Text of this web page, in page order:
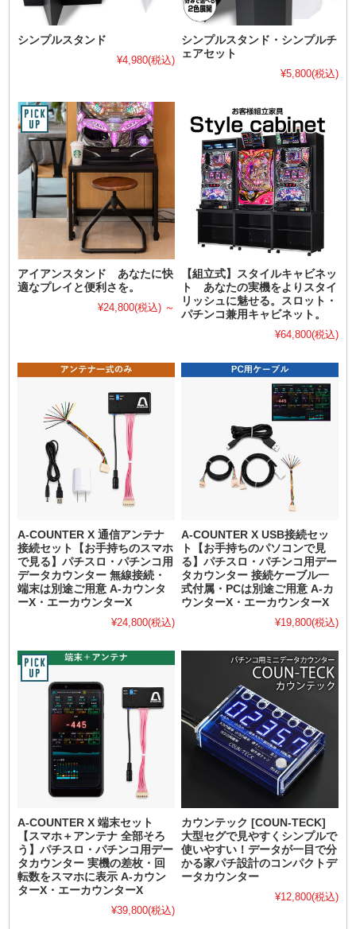
シンプルスタンド
¥4,980(税込)
シンプルスタンド・シンプルチ
ェアセット
¥5,800(税込)
アイアンスタンド あなたに快
適なプレイと便利さを。
¥24,800(税込) ～
【組立式】スタイルキャビネッ
ト あなたの実機をよりスタイ
リッシュに魅せる。スロット・
パチンコ兼用キャビネット。
¥64,800(税込)
A-COUNTER X 通信アンテナ
接続セット【お手持ちのスマホ
で見る】パチスロ・パチンコ用
データカウンター 無線接続・
端末は別途ご用意 A-カウンタ
ーX・エーカウンターX
¥24,800(税込)
A-COUNTER X USB接続セッ
ト【お手持ちのパソコンで見
る】パチスロ・パチンコ用デー
タカウンター 接続ケーブル一
式付属・PCは別途ご用意 A-カ
ウンターX・エーカウンターX
¥19,800(税込)
A-COUNTER X 端末セット
【スマホ＋アンテナ 全部そろ
う】パチスロ・パチンコ用デー
タカウンター 実機の差枚・回
転数をスマホに表示 A-カウン
ターX・エーカウンターX
¥39,800(税込)
カウンテック [COUN-TECK]
大型セグで見やすくシンプルで
使いやすい！データが一目で分
かる家パチ設計のコンパクトデ
ータカウンター
¥12,800(税込)